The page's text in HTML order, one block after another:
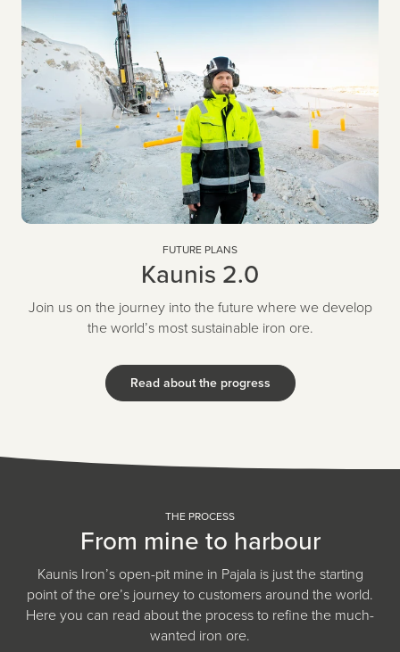
FUTURE PLANS
Kaunis 2.0
Join us on the journey into the future where we develop
the world’s most sustainable iron ore.
Read about the progress
THE PROCESS
From mine to harbour
Kaunis Iron’s open-pit mine in Pajala is just the starting
point of the ore’s journey to customers around the world.
Here you can read about the process to refine the much-
wanted iron ore.